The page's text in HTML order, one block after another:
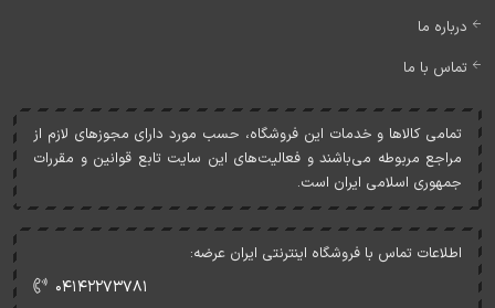
درباره ما
تماس با ما
تمامی کالاها و خدمات اين فروشگاه، حسب مورد دارای مجوزهای لازم از
مراجع مربوطه می‌باشند و فعاليت‌های اين سايت تابع قوانين و مقررات
جمهوری اسلامی ايران است.
اطلاعات تماس با فروشگاه اینترنتی ایران عرضه:
۰۴۱۴۲۲۷۳۷۸۱